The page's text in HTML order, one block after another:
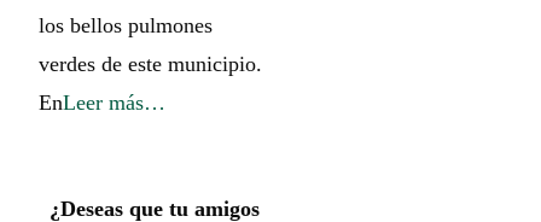
los bellos pulmones
verdes de este municipio.
EnLeer más…
¿Deseas que tu amigos